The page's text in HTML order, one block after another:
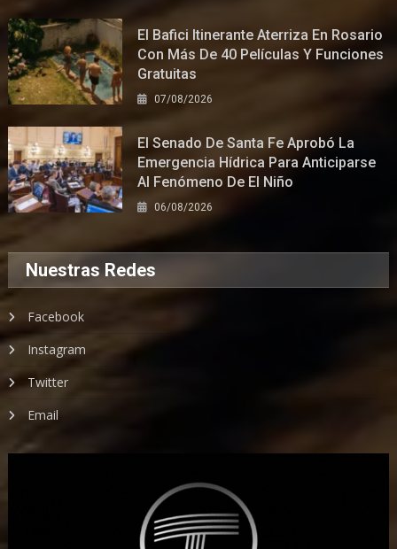
El Bafici Itinerante Aterriza En Rosario
Con Más De 40 Películas Y Funciones
Gratuitas
07/08/2026
El Senado De Santa Fe Aprobó La
Emergencia Hídrica Para Anticiparse
Al Fenómeno De El Niño
06/08/2026
Nuestras Redes
Facebook
Instagram
Twitter
Email